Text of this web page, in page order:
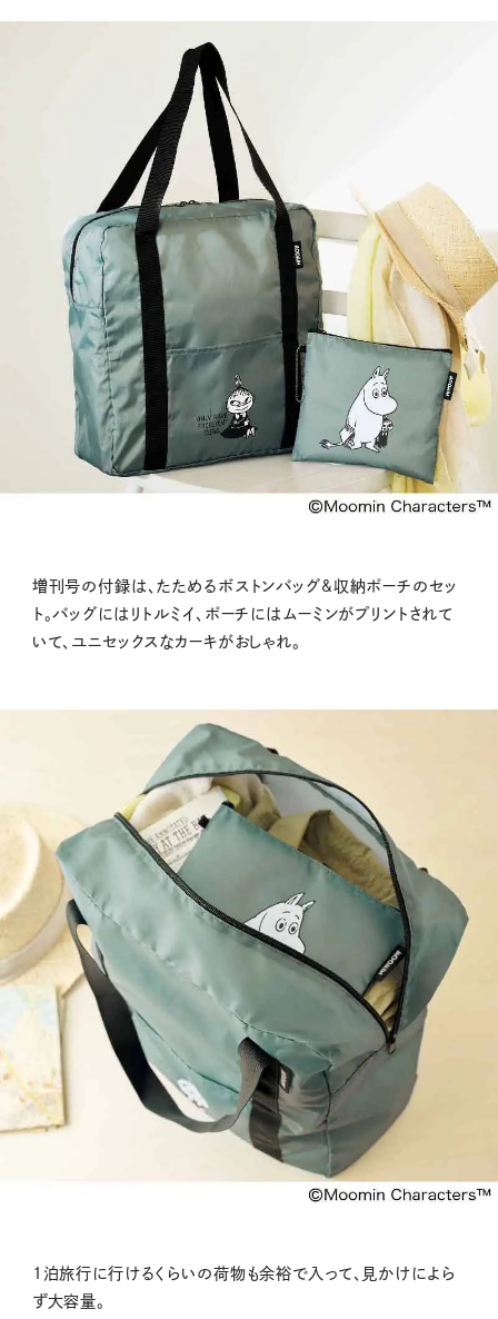
増刊号の付録は、たためるボストンバッグ&収納ポーチのセッ
ト。バッグにはリトルミイ、ポーチにはムーミンがプリントされて
いて、ユニセックスなカーキがおしゃれ。
1泊旅行に行けるくらいの荷物も余裕で入って、見かけによら
ず大容量。